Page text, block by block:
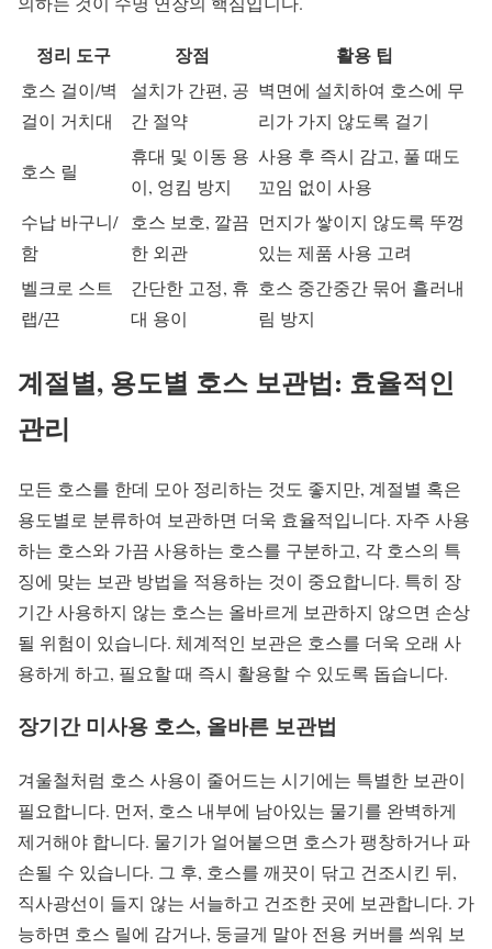
정리 도구 장점 활용 팁
호스 걸이/벽
걸이 거치대
설치가 간편, 공
간 절약
벽면에 설치하여 호스에 무
리가 가지 않도록 걸기
호스 릴
휴대 및 이동 용
이, 엉킴 방지
사용 후 즉시 감고, 풀 때도
꼬임 없이 사용
수납 바구니/
함
호스 보호, 깔끔
한 외관
먼지가 쌓이지 않도록 뚜껑
있는 제품 사용 고려
벨크로 스트
랩/끈
간단한 고정, 휴
대 용이
호스 중간중간 묶어 흘러내
림 방지
계절별, 용도별 호스 보관법: 효율적인
관리
모든 호스를 한데 모아 정리하는 것도 좋지만, 계절별 혹은
용도별로 분류하여 보관하면 더욱 효율적입니다. 자주 사용
하는 호스와 가끔 사용하는 호스를 구분하고, 각 호스의 특
징에 맞는 보관 방법을 적용하는 것이 중요합니다. 특히 장
기간 사용하지 않는 호스는 올바르게 보관하지 않으면 손상
될 위험이 있습니다. 체계적인 보관은 호스를 더욱 오래 사
용하게 하고, 필요할 때 즉시 활용할 수 있도록 돕습니다.
장기간 미사용 호스, 올바른 보관법
겨울철처럼 호스 사용이 줄어드는 시기에는 특별한 보관이
필요합니다. 먼저, 호스 내부에 남아있는 물기를 완벽하게
제거해야 합니다. 물기가 얼어붙으면 호스가 팽창하거나 파
손될 수 있습니다. 그 후, 호스를 깨끗이 닦고 건조시킨 뒤,
직사광선이 들지 않는 서늘하고 건조한 곳에 보관합니다. 가
능하면 호스 릴에 감거나, 둥글게 말아 전용 커버를 씌워 보